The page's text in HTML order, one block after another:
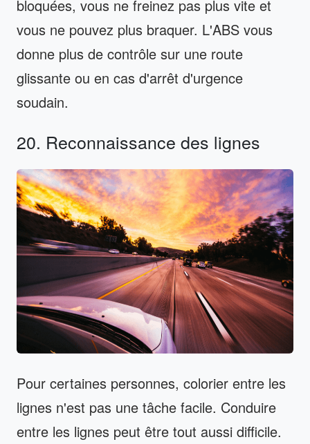
bloquées, vous ne freinez pas plus vite et
vous ne pouvez plus braquer. L'ABS vous
donne plus de contrôle sur une route
glissante ou en cas d'arrêt d'urgence
soudain.
20. Reconnaissance des lignes
Pour certaines personnes, colorier entre les
lignes n'est pas une tâche facile. Conduire
entre les lignes peut être tout aussi difficile.